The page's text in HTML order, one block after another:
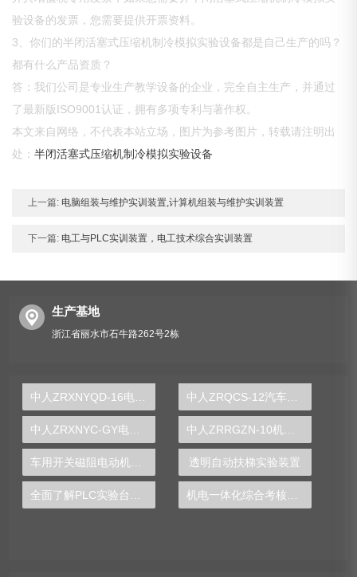
验设备的发票，您需要提供开票资料。
3、你们的半闭活塞式压缩机制冷模拟实验设备都是自己生产的吗？
都有什么产品资质？
答：我们公司是专业生产教学设备的企业，完全自主生产，并通过
了最新版ISO9001认证，拥有多项专利与著作权。
本文来自网络，不代表本站立场，图片为参考图片，转载请注明出
处：半闭活塞式压缩机制冷模拟实验设备
上一篇: 电脑组装与维护实训装置,计算机组装与维护实训装置
下一篇: 电工与PLC实训装置，电工技术综合实训装置
生产基地
浙江省丽水市石牛路262号2栋
中人ZRXNYQD-16电动汽车控制策略示教板
中人ZRXNYC-GY电动车高压控制与充电实训台
透明自动扶梯实验装置